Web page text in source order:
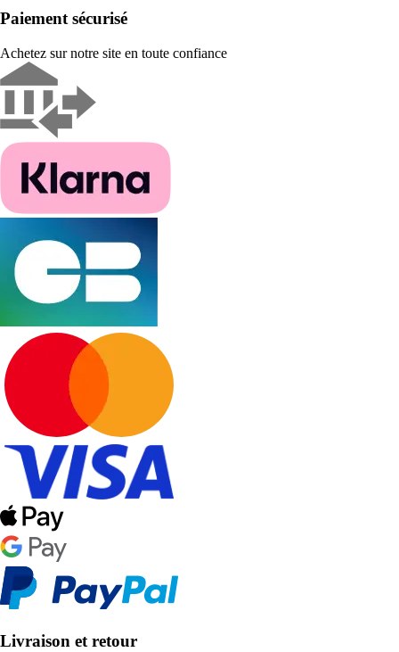
Paiement sécurisé
Achetez sur notre site en toute confiance
Livraison et retour